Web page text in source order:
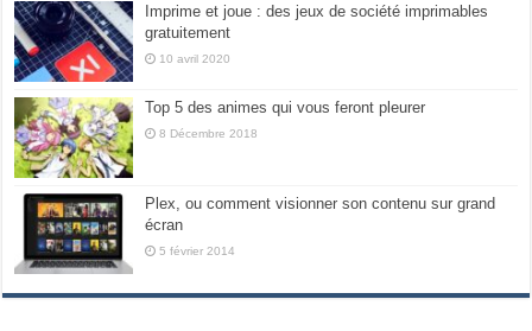
Imprime et joue : des jeux de société imprimables
gratuitement
10 avril 2020
Top 5 des animes qui vous feront pleurer
8 Décembre 2018
Plex, ou comment visionner son contenu sur grand
écran
5 février 2014